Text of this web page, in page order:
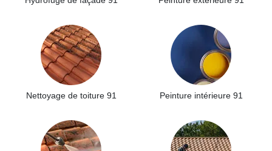
Nettoyage de toiture 91 Peinture intérieure 91